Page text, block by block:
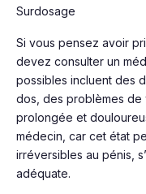
Surdosage
Si vous pensez avoir
devez consulter un
possibles incluent des
dos, des problèmes de
prolongée et
médecin, car cet état
irréversibles au pénis,
adéquate.